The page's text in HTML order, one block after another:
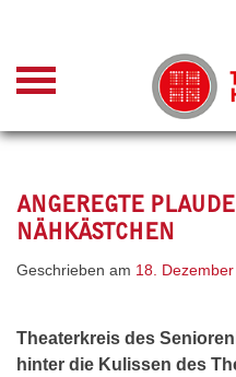
content
ANGEREGTE
NÄHKÄSTCHEN
Geschrieben am 18.
Theaterkreis des
hinter die Kulissen des